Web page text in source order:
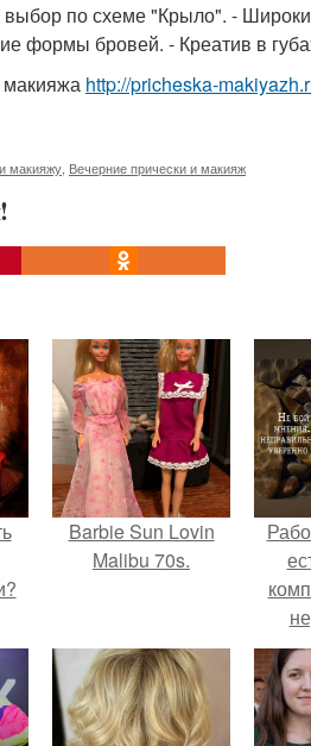
по схеме "Крыло". -
формы бровей. - Креатив в
макияжа http://pricheska-
макияжу Вечерние прически и макияж
Barbie Sun Lovin
Malibu 70s.